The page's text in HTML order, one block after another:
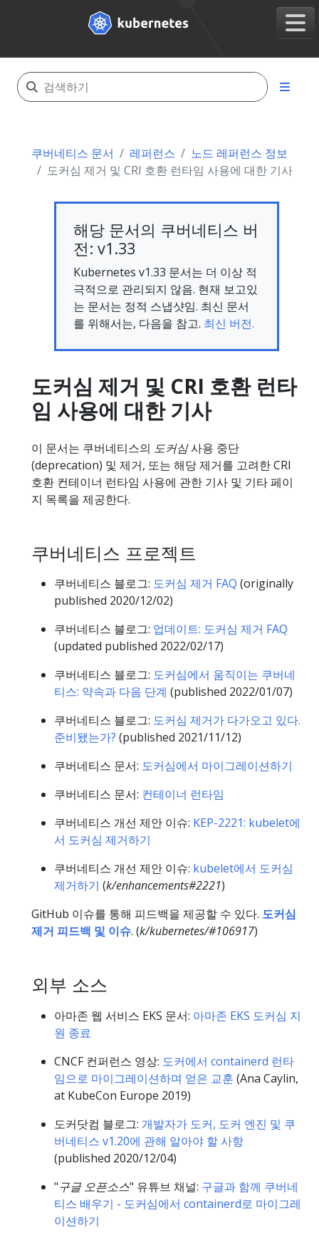
쿠버네티스 문서 레퍼런스
노드 레퍼런스 정보
도커심 제거 및 CRI 호환 런타임 사용에 대한 기사
해당 문서의 쿠버네티스 버
전: v1.33
Kubernetes v1.33 문서는 더 이상 적
극적으로 관리되지 않음. 현재 보고있
는 문서는 정적 스냅샷임. 최신 문서
를 위해서는, 다음을 참고. 최신 버전.
도커심 제거 및 CRI 호환 런타
임 사용에 대한 기사
이 문서는 쿠버네티스의 도커심사용 중단
(deprecation) 및 제거, 또는 해당 제거를 고려한 CRI
호환 컨테이너 런타임 사용에 관한 기사 및 기타 페이
지 목록을 제공한다.
쿠버네티스 프로젝트
쿠버네티스 블로그: 도커심 제거 FAQ (originally
published 2020/12/02)
쿠버네티스 블로그: 업데이트: 도커심 제거 FAQ
(updated published 2022/02/17)
쿠버네티스 블로그: 도커심에서 움직이는 쿠버네
티스: 약속과 다음 단계 (published 2022/01/07)
쿠버네티스 블로그: 도커심 제거가 다가오고 있다.
준비됐는가? (published 2021/11/12)
쿠버네티스 문서: 도커심에서 마이그레이션하기
쿠버네티스 문서: 컨테이너 런타임
쿠버네티스 개선 제안 이슈: KEP-2221: kubelet에
서 도커심 제거하기
쿠버네티스 개선 제안 이슈: kubelet에서 도커심
제거하기 (k/enhancements#2221)
GitHub 이슈를 통해 피드백을 제공할 수 있다. 도커심
제거 피드백 및 이슈. (k/kubernetes/#106917)
외부 소스
아마존 웹 서비스 EKS 문서: 아마존 EKS 도커심 지
원 종료
CNCF 컨퍼런스 영상: 도커에서 containerd 런타
임으로 마이그레이션하며 얻은 교훈 (Ana Caylin,
at KubeCon Europe 2019)
도커닷컴 블로그: 개발자가 도커, 도커 엔진 및 쿠
버네티스 v1.20에 관해 알아야 할 사항
(published 2020/12/04)
"구글 오픈소스" 유튜브 채널: 구글과 함께 쿠버네
티스 배우기 - 도커심에서 containerd로 마이그레
이션하기